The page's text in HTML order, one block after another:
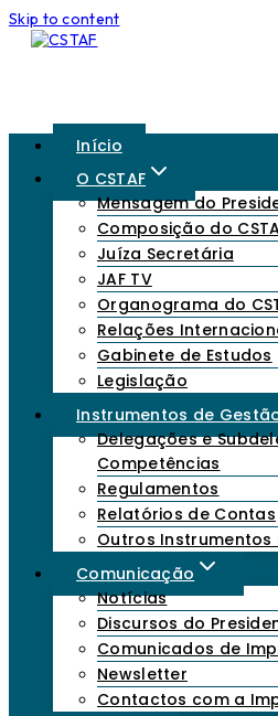
Skip to content
Início
O CSTAF
Mensagem do
Composição do
Juíza Secretária
JAF TV
Organograma do
Relações
Gabinete de Estudos
Legislação
Instrumentos de
Delegações e
Competências
Regulamentos
Relatórios de Contas
Outros Instrumentos
Comunicação
Notícias
Discursos do
Comunicados de
Newsletter
Contactos com a